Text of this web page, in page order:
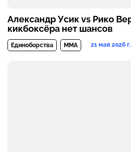
Александр Усик vs Рико
кикбоксёра нет шансов
Единоборства MMA 21 мая 2026